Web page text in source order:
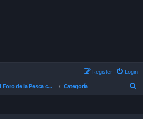
Login
Register
El Foro de la Pesca con Mosca en Chile Categoría